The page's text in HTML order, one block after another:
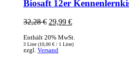
Biosaft 12er
32,28€ Ursprünglicher
war:
32,28 €
29,99 €
ist:
29,99 €.
Enthält 20% MwSt.
3 Liter (10,00 € / 1 Liter)
zzgl. Versand